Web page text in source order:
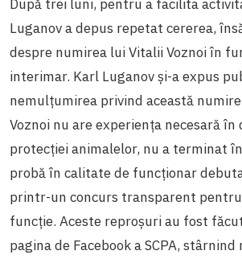
După trei luni, pentru a facilita
Luganov a depus repetat cererea,
despre numirea lui Vitalii Voznoi în
interimar. Karl Luganov și-a expus
nemulțumirea privind această
Voznoi nu are experiența necesară în
protecției animalelor, nu a terminat
probă în calitate de funcționar
printr-un concurs transparent
funcție. Aceste reproșuri au fost
pagina de Facebook a SCPA,